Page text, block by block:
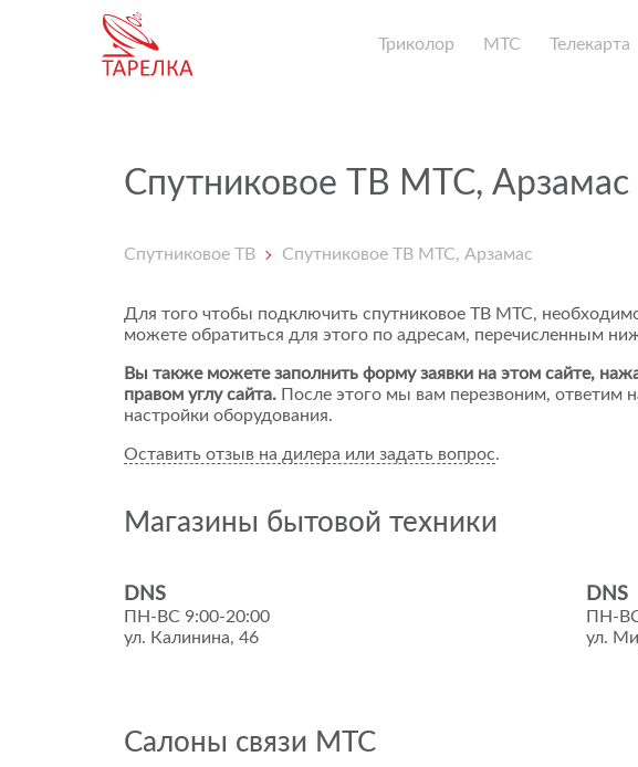
Триколор МТС Телекарта
Спутниковое ТВ МТС, Арзамас
Спутниковое ТВ Спутниковое ТВ МТС, Арзамас
Для того чтобы подключить спутниковое ТВ МТС,
можете обратиться для этого по адресам, перечисленным
Вы также можете заполнить форму заявки на этом сайте,
правом углу сайта. После этого мы вам перезвоним, ответим
настройки оборудования.
Оставить отзыв на дилера или задать вопрос.
Магазины бытовой техники
DNS
ПН-ВС 9:00-20:00
ул. Калинина, 46
DNS
ПН-
ул.
Салоны связи МТС